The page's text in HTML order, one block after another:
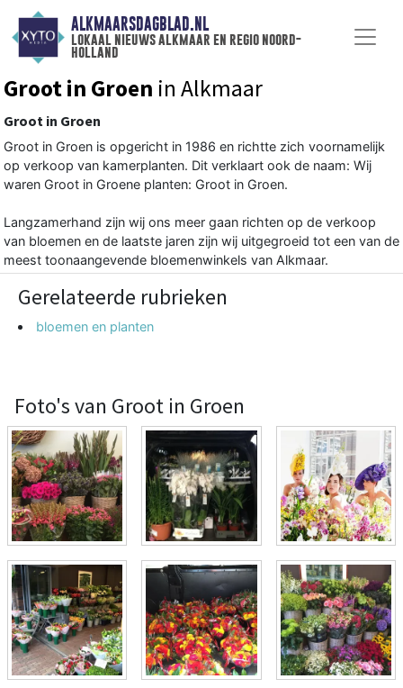
ALKMAARSDAGBLAD.NL
lokaal nieuws alkmaar en regio noord-
holland
Groot in Groen in Alkmaar
Groot in Groen
Groot in Groen is opgericht in 1986 en richtte zich voornamelijk
op verkoop van kamerplanten. Dit verklaart ook de naam: Wij
waren Groot in Groene planten: Groot in Groen.
Langzamerhand zijn wij ons meer gaan richten op de verkoop
van bloemen en de laatste jaren zijn wij uitgegroeid tot een van de
meest toonaangevende bloemenwinkels van Alkmaar.
Gerelateerde rubrieken
bloemen en planten
Foto's van Groot in Groen